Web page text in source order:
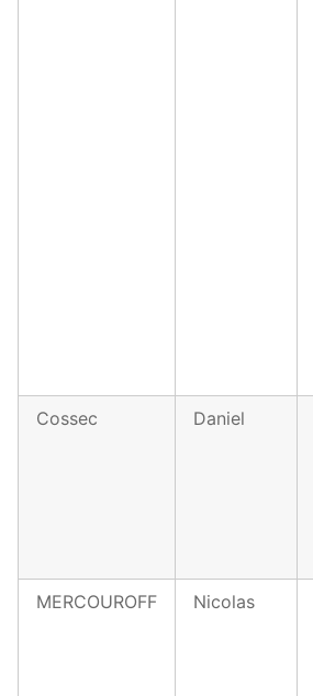
Cossec Daniel
MERCOUROFF Nicolas